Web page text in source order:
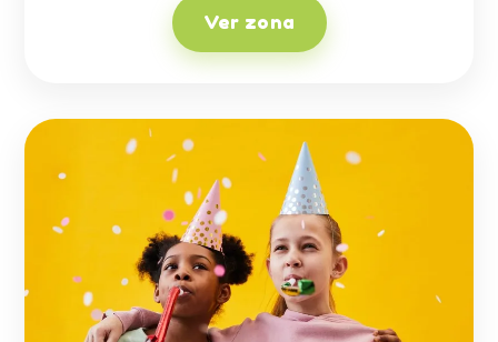
Ver zona